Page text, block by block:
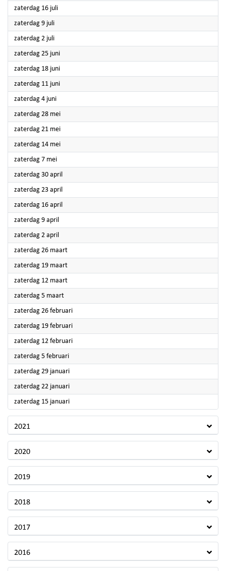
zaterdag 16 juli2022
zaterdag 9 juli2022
zaterdag 2 juli2022
zaterdag 25 juni2022
zaterdag 18 juni2022
zaterdag 11 juni2022
zaterdag 4 juni2022
zaterdag 28 mei2022
zaterdag 21 mei2022
zaterdag 14 mei2022
zaterdag 7 mei2022
zaterdag 30 april
zaterdag 23 april
zaterdag 16 april
zaterdag 9 april
zaterdag 2 april
zaterdag 26 maart2022
zaterdag 19 maart2022
zaterdag 12 maart2022
zaterdag 5 maart2022
zaterdag 26 februari2022
zaterdag 19 februari2022
zaterdag 12 februari2022
zaterdag 5 februari2022
zaterdag 29 januari2022
zaterdag 22 januari2022
zaterdag 15 januari2022
2021
2020
2019
2018
2017
2016